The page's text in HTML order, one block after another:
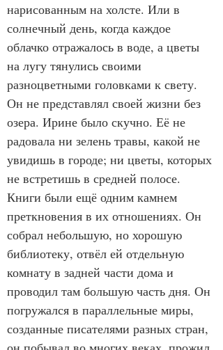
нарисованным на холсте. Или в
солнечный день, когда каждое
облачко отражалось в воде, а цветы
на лугу тянулись своими
разноцветными головками к свету.
Он не представлял своей жизни без
озера. Ирине было скучно. Её не
радовала ни зелень травы, какой не
увидишь в городе; ни цветы, которых
не встретишь в средней полосе.
Книги были ещё одним камнем
преткновения в их отношениях. Он
собрал небольшую, но хорошую
библиотеку, отвёл ей отдельную
комнату в задней части дома и
проводил там большую часть дня. Он
погружался в параллельные миры,
созданные писателями разных стран,